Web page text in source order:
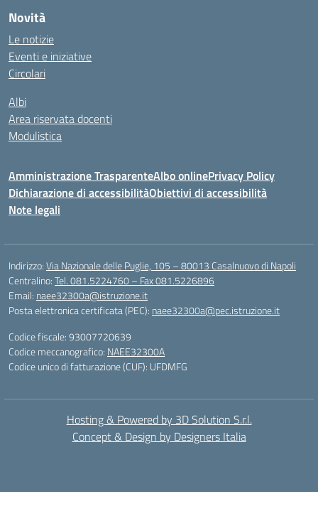
Novità
Le notizie
Eventi e iniziative
Circolari
Albi
Area riservata docenti
Modulistica
Amministrazione TrasparenteAlbo onlinePrivacy Policy
Dichiarazione di accessibilitàObiettivi di accessibilità
Note legali
Indirizzo:Via Nazionale delle Puglie, 105 – 80013 Casalnuovo di Napoli
Centralino:Tel. 081.5224760 – Fax 081.5226896
Email: naee32300a@istruzione.it
Posta elettronica certificata (PEC): naee32300a@pec.istruzione.it
Codice fiscale: 93007720639
Codice meccanografico: NAEE32300A
Codice unico di fatturazione (CUF): UFDMFG
Hosting & Powered by 3D Solution S.r.l.
Concept & Design by Designers Italia